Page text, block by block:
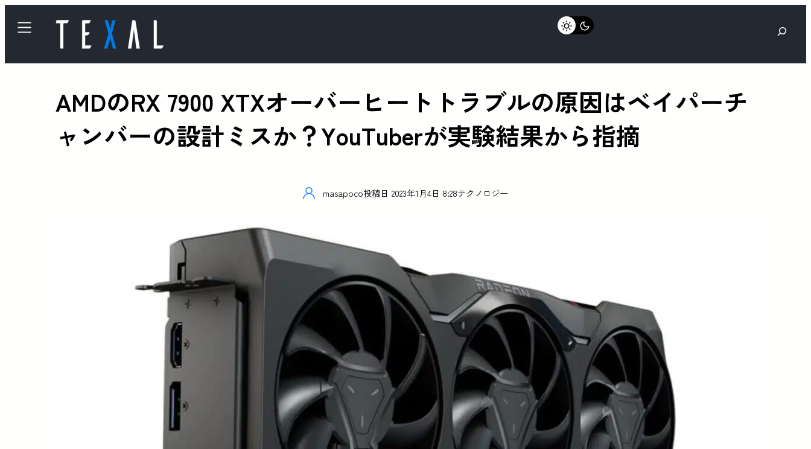
検
AMDのRX 7900 XTXオーバーヒートトラブルの原因はベイパーチ
ャンバーの設計ミスか？YouTuberが実験結果から指摘
masapoco投稿日 2023年1月4日 8:28テクノロジー